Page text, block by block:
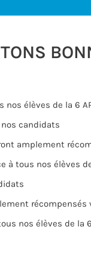
candidats
amplement
récompensés